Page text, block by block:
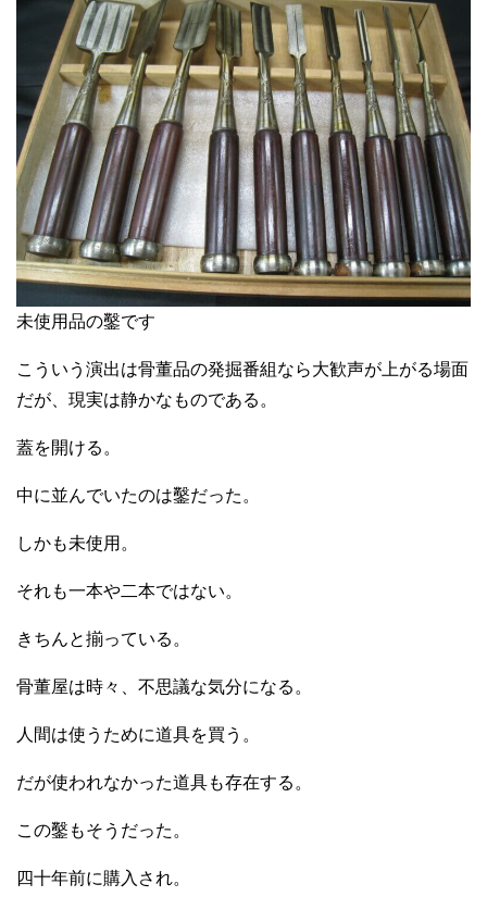
未使用品の鑿です
こういう演出は骨董品の発掘番組なら大歓声が上がる場面
だが、現実は静かなものである。
蓋を開ける。
中に並んでいたのは鑿だった。
しかも未使用。
それも一本や二本ではない。
きちんと揃っている。
骨董屋は時々、不思議な気分になる。
人間は使うために道具を買う。
だが使われなかった道具も存在する。
この鑿もそうだった。
四十年前に購入され。